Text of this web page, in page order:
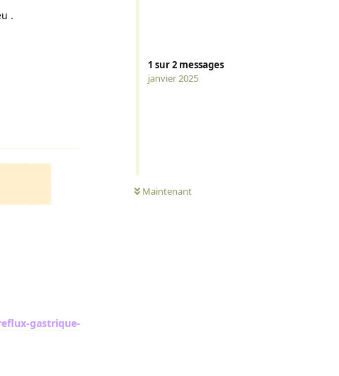
1 sur2 messages
janvier 2025
Maintenant
.
gastrique-